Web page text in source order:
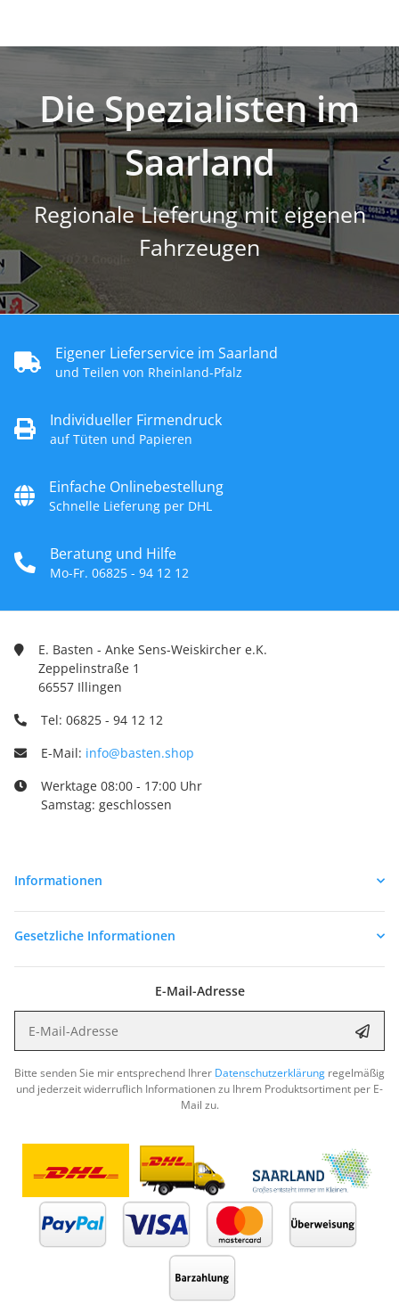
Die Spezialisten im
Saarland
Regionale Lieferung mit eigenen
Fahrzeugen
Eigener Lieferservice im Saarland
und Teilen von Rheinland-Pfalz
Individueller Firmendruck
auf Tüten und Papieren
Einfache Onlinebestellung
Schnelle Lieferung per DHL
Beratung und Hilfe
Mo-Fr. 06825 - 94 12 12
E. Basten - Anke Sens-Weiskircher e.K.
Zeppelinstraße 1
66557 Illingen
Tel: 06825 - 94 12 12
E-Mail: info@basten.shop
Werktage 08:00 - 17:00 Uhr
Samstag: geschlossen
Informationen
Gesetzliche Informationen
E-Mail-Adresse
Bitte senden Sie mir entsprechend Ihrer Datenschutzerklärung regelmäßig
und jederzeit widerruflich Informationen zu Ihrem Produktsortiment per E-
Mail zu.